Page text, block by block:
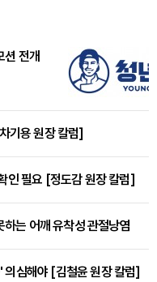
션 전개
기용 원장 칼럼]
인 필요 [정도감 원장 칼럼]
는 어깨 유착성 관절낭염
심해야 [김철윤 원장 칼럼]